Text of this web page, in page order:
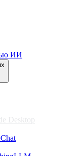
ИИ
Desktop